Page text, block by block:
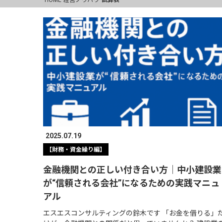
2025.07.19
【財務・資金繰り編】
金融機関との正しい付き合い方｜中小建設業
が“信頼される会社”になるための実践マニュ
アル
エスエスコンサルティングの鈴木です 「お金を借りる」